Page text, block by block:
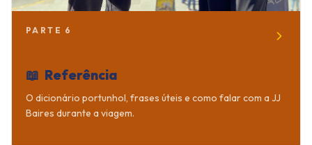
PARTE 6
📖 Referência
O dicionário portunhol, frases úteis e como falar com a JJ
Baires durante a viagem.